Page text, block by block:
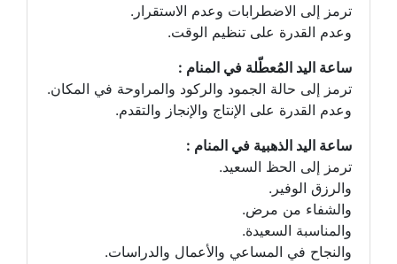
ترمز إلى الاضطرابات وعدم الاستقرار.
وعدم القدرة على تنظيم الوقت.
ساعة اليد المُعطّلة في المنام :
ترمز إلى حالة الجمود والركود والمراوحة في المكان.
وعدم القدرة على الإنتاج والإنجاز والتقدم.
ساعة اليد الذهبية في المنام :
ترمز إلى الحظ السعيد.
والرزق الوفير.
والشفاء من مرض.
والمناسبة السعيدة.
والنجاح في المساعي والأعمال والدراسات.